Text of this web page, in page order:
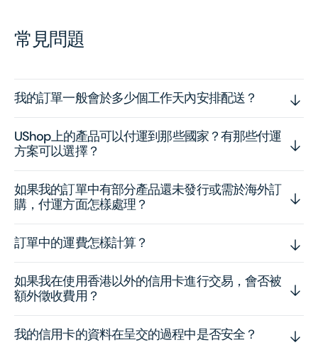
常見問題
我的訂單一般會於多少個工作天內安排配送？
UShop上的產品可以付運到那些國家？有那些付運
方案可以選擇？
如果我的訂單中有部分產品還未發行或需於海外訂
購，付運方面怎樣處理？
訂單中的運費怎樣計算？
如果我在使用香港以外的信用卡進行交易，會否被
額外徵收費用？
我的信用卡的資料在呈交的過程中是否安全？